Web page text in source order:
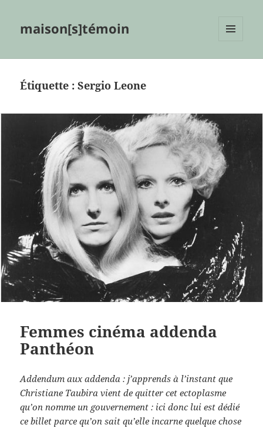
maison[s]témoin
Étiquette :Sergio Leone
Femmes cinéma addenda
Panthéon
Addendum aux addenda : j’apprends à l’instant que
Christiane Taubira vient de quitter cet ectoplasme
qu’on nomme un gouvernement : ici donc lui est dédié
ce billet parce qu’on sait qu’elle incarne quelque chose